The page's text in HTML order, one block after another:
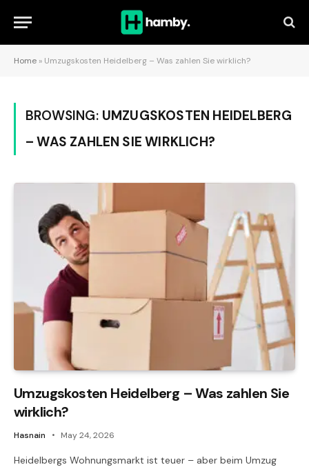
Home » Umzugskosten Heidelberg – Was zahlen Sie wirklich?
BROWSING: UMZUGSKOSTEN HEIDELBERG
– WAS ZAHLEN SIE WIRKLICH?
Umzugskosten Heidelberg – Was zahlen Sie
wirklich?
Hasnain May 24, 2026
Heidelbergs Wohnungsmarkt ist teuer – aber beim Umzug